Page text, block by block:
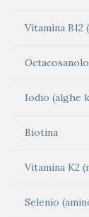
Vitamina B12
Octacosanolo
Iodio (alghe
Biotina
Vitamina K2
Selenio